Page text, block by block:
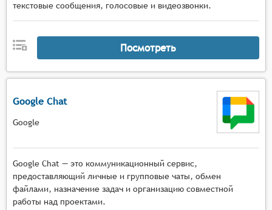
текстовые сообщения, голосовые и видеозвонки.
Посмотреть
Google Chat
Google
Google Chat — это коммуникационный сервис,
предоставляющий личные и групповые чаты, обмен
файлами, назначение задач и организацию совместной
работы над проектами.